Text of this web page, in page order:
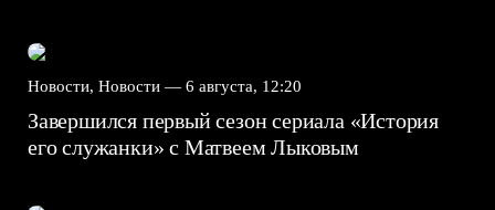
Новости, Новости — 6 августа, 12:20
Завершился первый сезон сериала «История
его служанки» с Матвеем Лыковым